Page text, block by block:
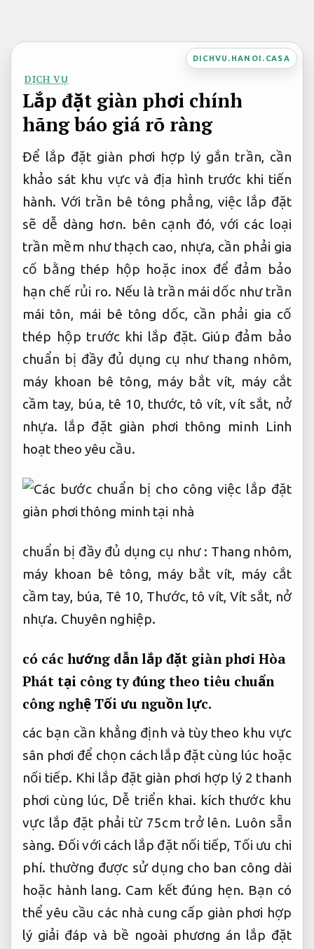
nội
dung
DICHVU.HANOI.CASA
DỊCH VỤ
Lắp đặt giàn phơi chính
hãng báo giá rõ ràng
Để lắp đặt giàn phơi hợp lý gắn trần, cần
khảo sát khu vực và địa hình trước khi tiến
hành. Với trần bê tông phẳng, việc lắp đặt
sẽ dễ dàng hơn. bên cạnh đó, với các loại
trần mềm như thạch cao, nhựa, cần phải gia
cố bằng thép hộp hoặc inox để đảm bảo
hạn chế rủi ro. Nếu là trần mái dốc như trần
mái tôn, mái bê tông dốc, cần phải gia cố
thép hộp trước khi lắp đặt. Giúp đảm bảo
chuẩn bị đầy đủ dụng cụ như thang nhôm,
máy khoan bê tông, máy bắt vít, máy cắt
cầm tay, búa, tê 10, thước, tô vít, vít sắt, nở
nhựa. lắp đặt giàn phơi thông minh Linh
hoạt theo yêu cầu.
chuẩn bị đầy đủ dụng cụ như : Thang nhôm,
máy khoan bê tông, máy bắt vít, máy cắt
cầm tay, búa, Tê 10, Thước, tô vít, Vít sắt, nở
nhựa. Chuyên nghiệp.
có các hướng dẫn lắp đặt giàn phơi Hòa
Phát tại công ty đúng theo tiêu chuẩn
công nghệ Tối ưu nguồn lực.
các bạn cần khẳng định và tùy theo khu vực
sân phơi để chọn cách lắp đặt cùng lúc hoặc
nối tiếp. Khi lắp đặt giàn phơi hợp lý 2 thanh
phơi cùng lúc, Dễ triển khai. kích thước khu
vực lắp đặt phải từ 75cm trở lên. Luôn sẵn
sàng. Đối với cách lắp đặt nối tiếp, Tối ưu chi
phí. thường được sử dụng cho ban công dài
hoặc hành lang. Cam kết đúng hẹn. Bạn có
thể yêu cầu các nhà cung cấp giàn phơi hợp
lý giải đáp và bề ngoài phương án lắp đặt